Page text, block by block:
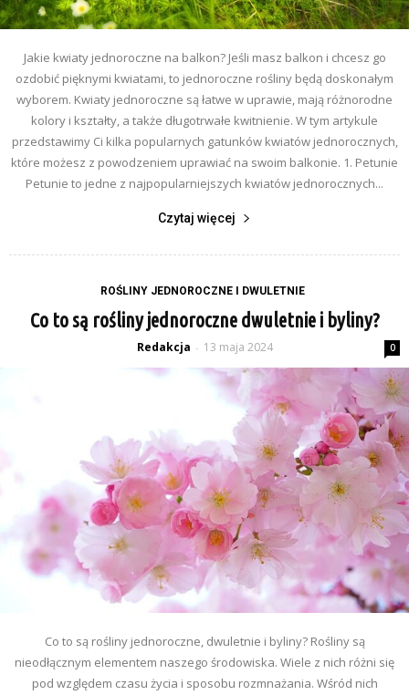
Jakie kwiaty jednoroczne na balkon? Jeśli masz balkon i chcesz go
ozdobić pięknymi kwiatami, to jednoroczne rośliny będą doskonałym
wyborem. Kwiaty jednoroczne są łatwe w uprawie, mają różnorodne
kolory i kształty, a także długotrwałe kwitnienie. W tym artykule
przedstawimy Ci kilka popularnych gatunków kwiatów jednorocznych,
które możesz z powodzeniem uprawiać na swoim balkonie. 1. Petunie
Petunie to jedne z najpopularniejszych kwiatów jednorocznych...
Czytaj więcej
ROŚLINY JEDNOROCZNE I DWULETNIE
Co to są rośliny jednoroczne dwuletnie i byliny?
Redakcja - 13 maja 2024 0
Co to są rośliny jednoroczne, dwuletnie i byliny? Rośliny są
nieodłącznym elementem naszego środowiska. Wiele z nich różni się
pod względem czasu życia i sposobu rozmnażania. Wśród nich